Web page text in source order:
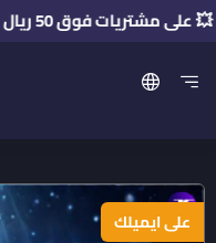
على ايميلك